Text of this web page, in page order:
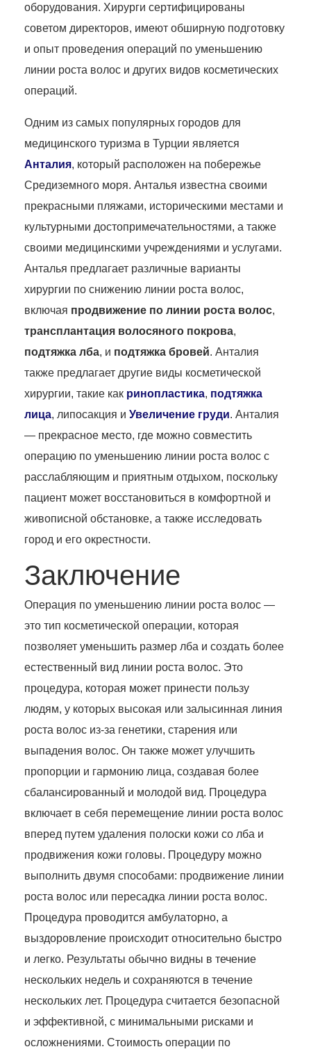
оборудования. Хирурги сертифицированы
советом директоров, имеют обширную подготовку
и опыт проведения операций по уменьшению
линии роста волос и других видов косметических
операций.
Одним из самых популярных городов для
медицинского туризма в Турции является
Анталия, который расположен на побережье
Средиземного моря. Анталья известна своими
прекрасными пляжами, историческими местами и
культурными достопримечательностями, а также
своими медицинскими учреждениями и услугами.
Анталья предлагает различные варианты
хирургии по снижению линии роста волос,
включая продвижение по линии роста волос,
трансплантация волосяного покрова,
подтяжка лба, и подтяжка бровей. Анталия
также предлагает другие виды косметической
хирургии, такие как ринопластика, подтяжка
лица, липосакция и Увеличение груди. Анталия
— прекрасное место, где можно совместить
операцию по уменьшению линии роста волос с
расслабляющим и приятным отдыхом, поскольку
пациент может восстановиться в комфортной и
живописной обстановке, а также исследовать
город и его окрестности.
Заключение
Операция по уменьшению линии роста волос —
это тип косметической операции, которая
позволяет уменьшить размер лба и создать более
естественный вид линии роста волос. Это
процедура, которая может принести пользу
людям, у которых высокая или залысинная линия
роста волос из-за генетики, старения или
выпадения волос. Он также может улучшить
пропорции и гармонию лица, создавая более
сбалансированный и молодой вид. Процедура
включает в себя перемещение линии роста волос
вперед путем удаления полоски кожи со лба и
продвижения кожи головы. Процедуру можно
выполнить двумя способами: продвижение линии
роста волос или пересадка линии роста волос.
Процедура проводится амбулаторно, а
выздоровление происходит относительно быстро
и легко. Результаты обычно видны в течение
нескольких недель и сохраняются в течение
нескольких лет. Процедура считается безопасной
и эффективной, с минимальными рисками и
осложнениями. Стоимость операции по